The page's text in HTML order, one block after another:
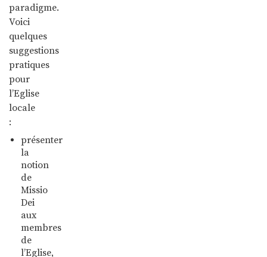
paradigme.
Voici
quelques
suggestions
pratiques
pour
l’Eglise
locale
:
présenter
la
notion
de
Missio
Dei
aux
membres
de
l’Eglise,